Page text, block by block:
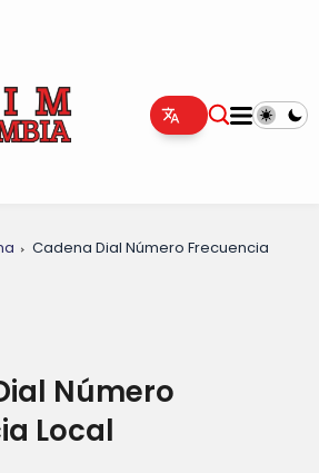
Cadena Dial Número Frecuencia
Número
Local